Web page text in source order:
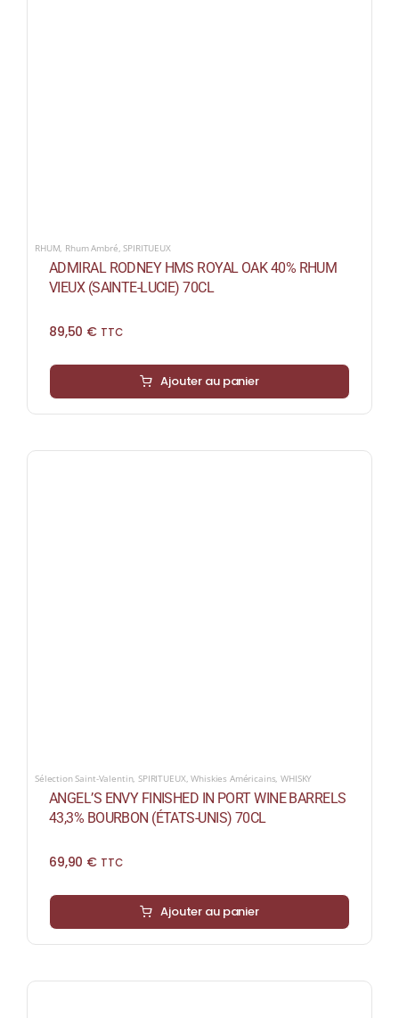
RHUM Rhum Ambré ,SPIRITUEUX
ADMIRAL RODNEY HMS ROYAL OAK 40% RHUM
VIEUX (SAINTE-LUCIE) 70CL
89,50 € TTC
Ajouter au panier
Sélection Saint-Valentin,SPIRITUEUX ,Whiskies Américains ,WHISKY
ANGEL’S ENVY FINISHED IN PORT WINE BARRELS
43,3% BOURBON (ÉTATS-UNIS) 70CL
69,90 € TTC
Ajouter au panier